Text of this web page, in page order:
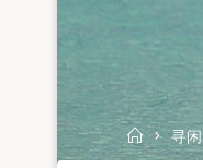
Home
寻闲